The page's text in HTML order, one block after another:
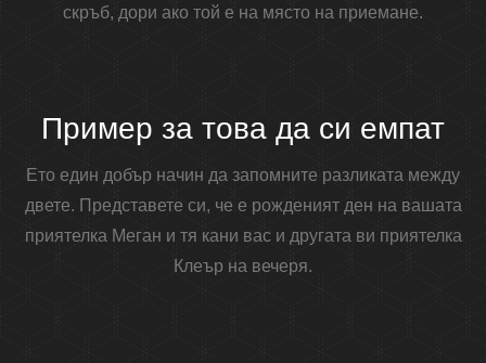
скръб, дори ако той е на място на приемане.
Пример за това да си емпат
Ето един добър начин да запомните разликата между
двете. Представете си, че е рожденият ден на вашата
приятелка Меган и тя кани вас и другата ви приятелка
Клеър на вечеря.